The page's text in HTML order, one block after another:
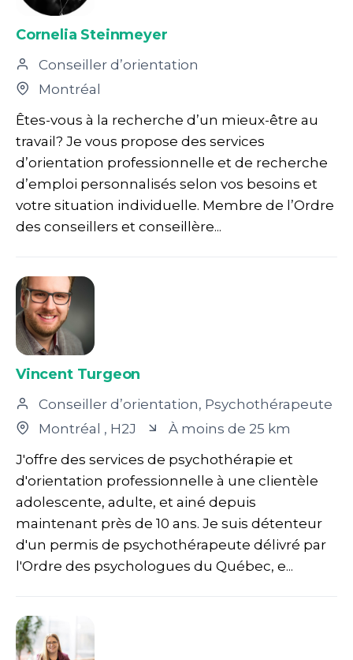
Cornelia Steinmeyer
Conseiller d’orientation
Montréal
Êtes-vous à la recherche d’un mieux-être au
travail? Je vous propose des services
d’orientation professionnelle et de recherche
d’emploi personnalisés selon vos besoins et
votre situation individuelle. Membre de l’Ordre
des conseillers et conseillère...
Vincent Turgeon
Conseiller d’orientation, Psychothérapeute
Montréal , H2J
À moins de 25 km
J'offre des services de psychothérapie et
d'orientation professionnelle à une clientèle
adolescente, adulte, et ainé depuis
maintenant près de 10 ans. Je suis détenteur
d'un permis de psychothérapeute délivré par
l'Ordre des psychologues du Québec, e...